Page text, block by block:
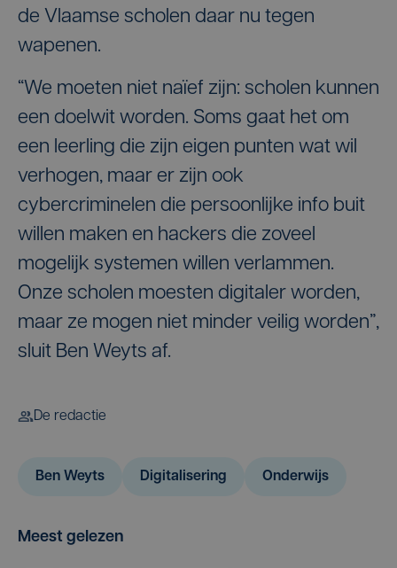
de Vlaamse scholen daar nu tegen
wapenen.
“We moeten niet naïef zijn: scholen kunnen
een doelwit worden. Soms gaat het om
een leerling die zijn eigen punten wat wil
verhogen, maar er zijn ook
cybercriminelen die persoonlijke info buit
willen maken en hackers die zoveel
mogelijk systemen willen verlammen.
Onze scholen moesten digitaler worden,
maar ze mogen niet minder veilig worden”,
sluit Ben Weyts af.
De redactie
Ben Weyts Digitalisering Onderwijs
Meest gelezen